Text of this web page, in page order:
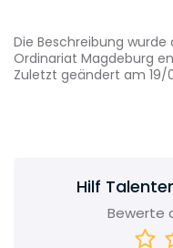
Die Beschreibung
Ordinariat Magdeburg
Zuletzt geändert am 19/
Hilf
Bewerte